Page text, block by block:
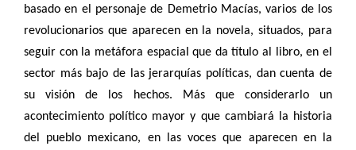
basado en el personaje de Demetrio Macías, varios de los
revolucionarios que aparecen en la novela, situados, para
seguir con la metáfora espacial que da título al libro, en el
sector más bajo de las jerarquías políticas, dan cuenta de
su visión de los hechos. Más que considerarlo un
acontecimiento político mayor y que cambiará la historia
del pueblo mexicano, en las voces que aparecen en la